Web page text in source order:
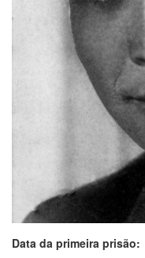
Data da primeira prisão